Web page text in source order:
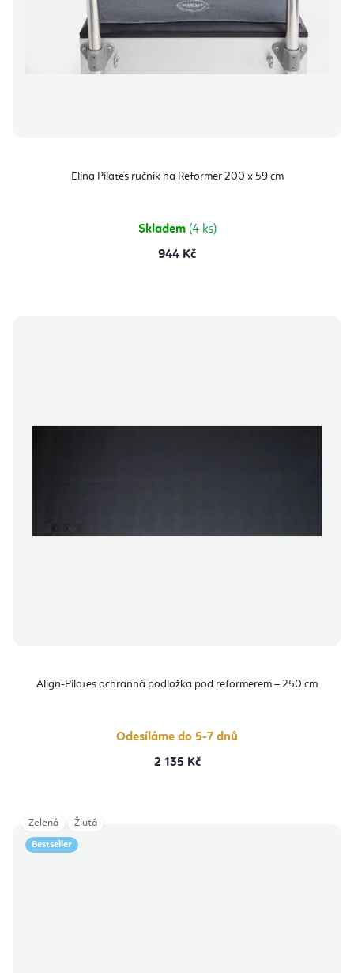
Elina Pilates ručník na Reformer 200 x 59 cm
Skladem (4 ks)
944 Kč
Align-Pilates ochranná podložka pod reformerem – 250 cm
Odesíláme do 5-7 dnů
2 135 Kč
Bestseller
Zelená Žlutá